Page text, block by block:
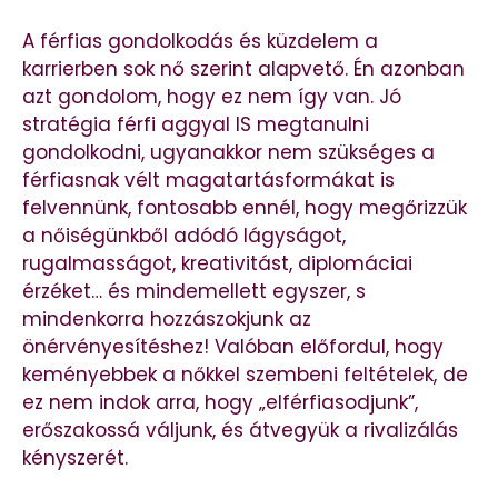
A férfias gondolkodás és küzdelem a
karrierben sok nő szerint alapvető. Én azonban
azt gondolom, hogy ez nem így van. Jó
stratégia férfi aggyal IS megtanulni
gondolkodni, ugyanakkor nem szükséges a
férfiasnak vélt magatartásformákat is
felvennünk, fontosabb ennél, hogy megőrizzük
a nőiségünkből adódó lágyságot,
rugalmasságot, kreativitást, diplomáciai
érzéket… és mindemellett egyszer, s
mindenkorra hozzászokjunk az
önérvényesítéshez! Valóban előfordul, hogy
keményebbek a nőkkel szembeni feltételek, de
ez nem indok arra, hogy „elférfiasodjunk”,
erőszakossá váljunk, és átvegyük a rivalizálás
kényszerét.